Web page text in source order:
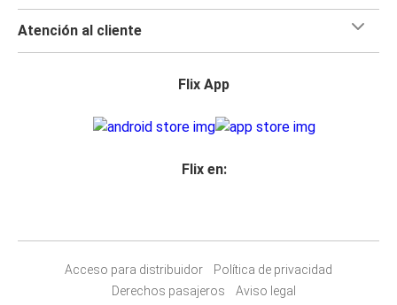
Atención al cliente
Flix App
Flix en:
Acceso para distribuidor
Política de privacidad
Derechos pasajeros
Aviso legal